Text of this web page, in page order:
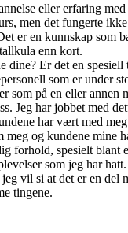
eller erfaring
men det fungerte
er en kunnskap som
enn kort.
dine? Er det en spesiell
som er under
som på en eller annen
Jeg har jobbet med
har vært med
og kundene mine
forhold, spesielt blant
som jeg har
vil si at det er en del
tingene.